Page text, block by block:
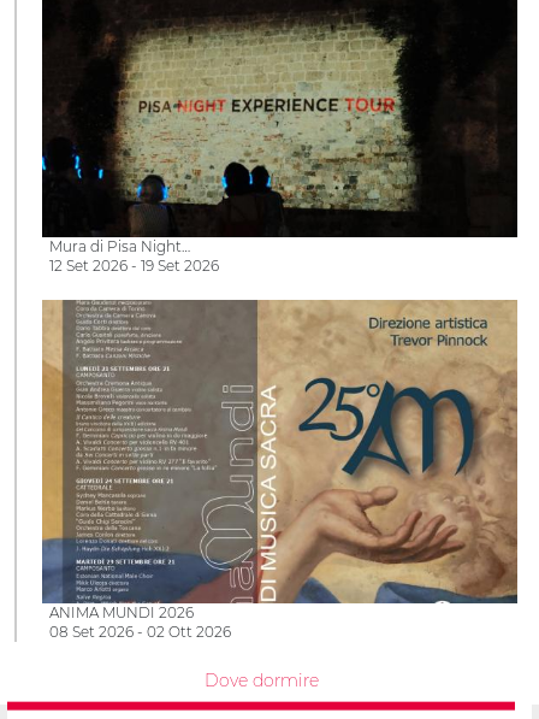
Mura di Pisa Night…
12 Set 2026 - 19 Set 2026
ANIMA MUNDI 2026
08 Set 2026 - 02 Ott 2026
Dove dormire